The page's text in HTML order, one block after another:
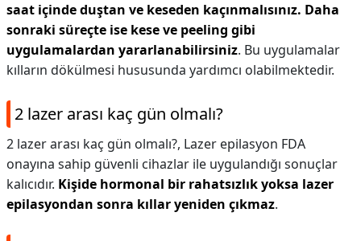
saat içinde duştan ve keseden kaçınmalısınız. Daha
sonraki süreçte ise kese ve peeling gibi
uygulamalardan yararlanabilirsiniz. Bu uygulamalar
kılların dökülmesi hususunda yardımcı olabilmektedir.
2 lazer arası kaç gün olmalı?
2 lazer arası kaç gün olmalı?, Lazer epilasyon FDA
onayına sahip güvenli cihazlar ile uygulandığı sonuçlar
kalıcıdır. Kişide hormonal bir rahatsızlık yoksa lazer
epilasyondan sonra kıllar yeniden çıkmaz.